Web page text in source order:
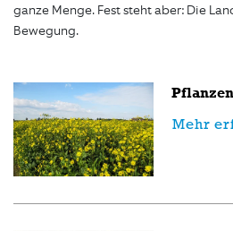
ganze Menge. Fest steht aber: Die
Bewegung.
Mehr